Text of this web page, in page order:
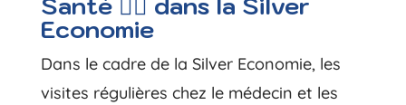
Economie
Dans le cadre de la Silver Economie, les
visites régulières chez le médecin et les